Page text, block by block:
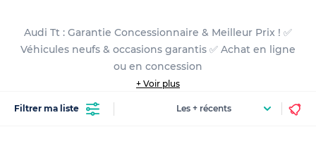
Audi Tt : Garantie Concessionnaire & Meilleur Prix ! ✅
Véhicules neufs & occasions garantis ✅ Achat en ligne
ou en concession
+ Voir plus
Filtrer ma liste